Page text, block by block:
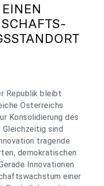
Republik bleibt
Österreichs
Konsolidierung des
Gleichzeitig sind
tragende
demokratischen
Innovationen
einer